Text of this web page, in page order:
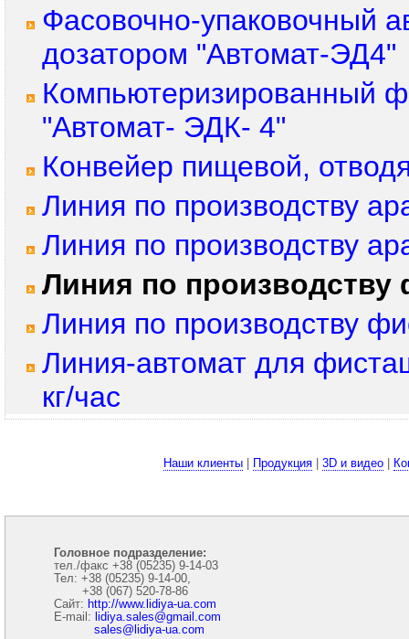
Фасовочно-упаковочный
дозатором "Автомат-ЭД4"
Компьютеризированный
"Автомат- ЭДК- 4"
Конвейер пищевой,
Линия по производству
Линия по производству
Линия по производству
Линия по производству
Линия-автомат для
кг/час
Наши клиенты| Продукция| 3D и видео|
Головное подразделение:
тел./факс +38 (05235) 9-14-03
Тел: +38 (05235) 9-14-00,
+38 (067) 520-78-86
Сайт: http://www.lidiya-ua.com
E-mail: lidiya.sales@gmail.com
sales@lidiya-ua.com